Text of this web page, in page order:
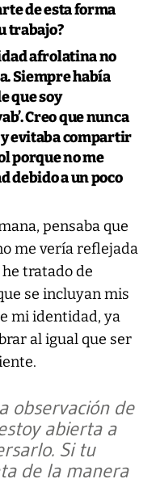
de esta forma
trabajo?
afrolatina no
Siempre había
que soy
Creo que nunca
evitaba compartir
porque no me
debido a un poco
pensaba que
me vería reflejada
tratado de
se incluyan mis
mi identidad, ya
al igual que ser
observación de
abierta a
Si tu
de la manera